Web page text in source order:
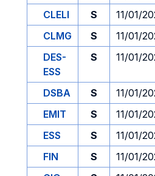
CLELI
S 11/01/
CLMG
S 11/01/
DES-
ESS
S 11/01/
DSBA S 11/01/
EMIT
S 11/01/
ESS
S 11/01/
FIN
S 11/01/